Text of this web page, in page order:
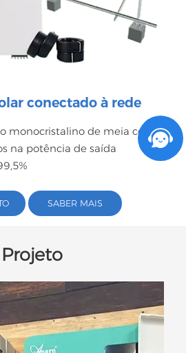
conectado à rede
monocristalino de meia célula
na potência de saída
SABER MAIS
Projeto